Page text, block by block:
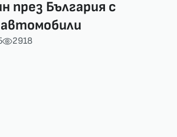
през България с
2918